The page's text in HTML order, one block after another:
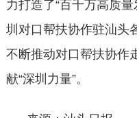
力打造了“百千万高质
圳对口帮扶协作驻汕头
不断推动对口帮扶协作
献“深圳力量”。